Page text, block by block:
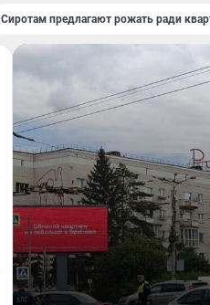
Сиротам предлагают рожать ради